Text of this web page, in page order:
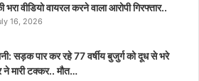
भरा वीडियो वायरल करने वाला आरोपी गिरफ्तार..
16, 2026
सड़क पार कर रहे 77 वर्षीय बुजुर्ग को दूध से भरे
मारी टक्कर.. मौत…